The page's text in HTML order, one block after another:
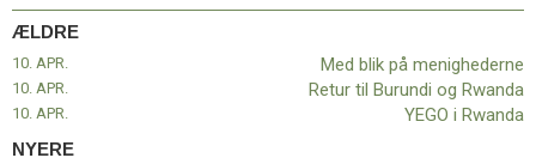
12.0:
Inspiration
13.0:
Værktøjskassen
14.0:
Mission
15.0:
Om
BaptistKirken
16.0:
Kontakt
ÆLDRE
10. APR. Med blik på menighederne
10. APR. Retur til Burundi og Rwanda
10. APR. YEGO i Rwanda
NYERE